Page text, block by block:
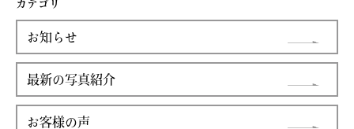
カテゴリ
お知らせ
最新の写真紹介
お客様の声